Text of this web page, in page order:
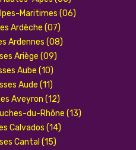
Maritimes (06)
Ardèche (07)
Ardennes (08)
Ariège (09)
Aube (10)
Aude (11)
Aveyron (12)
du-Rhône (13)
Calvados (14)
Cantal (15)